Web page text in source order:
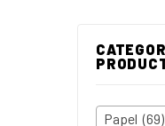
Papel (69)